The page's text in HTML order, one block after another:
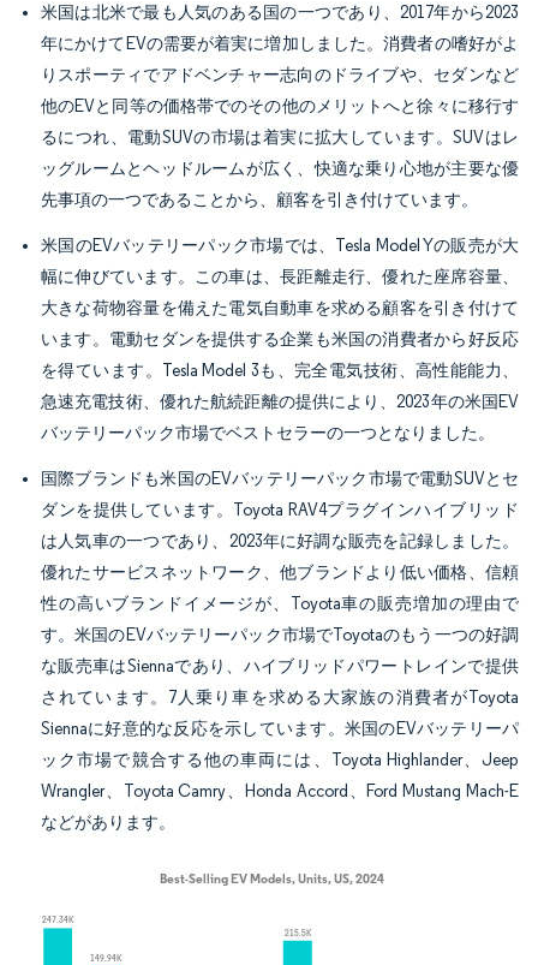
米国は北米で最も人気のある国の一つであり、2017年から2023
年にかけてEVの需要が着実に増加しました。消費者の嗜好がよ
りスポーティでアドベンチャー志向のドライブや、セダンなど
他のEVと同等の価格帯でのその他のメリットへと徐々に移行す
るにつれ、電動SUVの市場は着実に拡大しています。SUVはレ
ッグルームとヘッドルームが広く、快適な乗り心地が主要な優
先事項の一つであることから、顧客を引き付けています。
米国のEVバッテリーパック市場では、Tesla Model Yの販売が大
幅に伸びています。この車は、長距離走行、優れた座席容量、
大きな荷物容量を備えた電気自動車を求める顧客を引き付けて
います。電動セダンを提供する企業も米国の消費者から好反応
を得ています。Tesla Model 3も、完全電気技術、高性能能力、
急速充電技術、優れた航続距離の提供により、2023年の米国EV
バッテリーパック市場でベストセラーの一つとなりました。
国際ブランドも米国のEVバッテリーパック市場で電動SUVとセ
ダンを提供しています。Toyota RAV4プラグインハイブリッド
は人気車の一つであり、2023年に好調な販売を記録しました。
優れたサービスネットワーク、他ブランドより低い価格、信頼
性の高いブランドイメージが、Toyota車の販売増加の理由で
す。米国のEVバッテリーパック市場でToyotaのもう一つの好調
な販売車はSiennaであり、ハイブリッドパワートレインで提供
されています。7人乗り車を求める大家族の消費者がToyota
Siennaに好意的な反応を示しています。米国のEVバッテリーパ
ック市場で競合する他の車両には、Toyota Highlander、Jeep
Wrangler、Toyota Camry、Honda Accord、Ford Mustang Mach-E
などがあります。